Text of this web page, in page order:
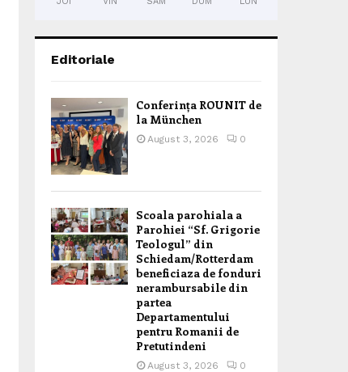
Editoriale
Conferința ROUNIT de
la München
August 3, 2026 0
Scoala parohiala a
Parohiei “Sf. Grigorie
Teologul” din
Schiedam/Rotterdam
beneficiaza de fonduri
nerambursabile din
partea
Departamentului
pentru Romanii de
Pretutindeni
August 3, 2026 0